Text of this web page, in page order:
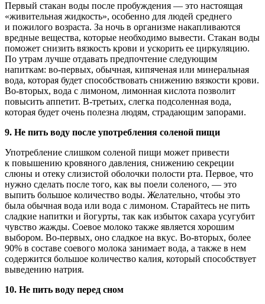
Первый стакан воды после пробуждения — это настоящая
«живительная жидкость», особенно для людей среднего
и пожилого возраста. За ночь в организме накапливаются
вредные вещества, которые необходимо вывести. Стакан воды
поможет снизить вязкость крови и ускорить ее циркуляцию.
По утрам лучше отдавать предпочтение следующим
напиткам: во-первых, обычная, кипяченая или минеральная
вода, которая будет способствовать снижению вязкости крови.
Во-вторых, вода с лимоном, лимонная кислота позволит
повысить аппетит. В-третьих, слегка подсоленная вода,
которая будет очень полезна людям, страдающим запорами.
9. Не пить воду после употребления соленой пищи
Употребление слишком соленой пищи может привести
к повышению кровяного давления, снижению секреции
слюны и отеку слизистой оболочки полости рта. Первое, что
нужно сделать после того, как вы поели соленого, — это
выпить большое количество воды. Желательно, чтобы это
была обычная вода или вода с лимоном. Старайтесь не пить
сладкие напитки и йогурты, так как избыток сахара усугубит
чувство жажды. Соевое молоко также является хорошим
выбором. Во-первых, оно сладкое на вкус. Во-вторых, более
90% в составе соевого молока занимает вода, а также в нем
содержится большое количество калия, который способствует
выведению натрия.
10. Не пить воду перед сном